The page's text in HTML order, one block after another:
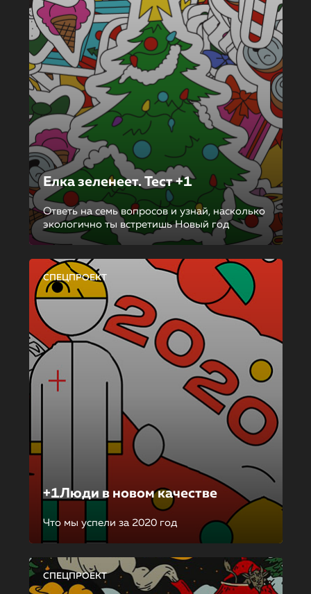
Елка зеленеет. Тест +1
Ответь на семь вопросов и узнай, насколько
экологично ты встретишь Новый год
СПЕЦПРОЕКТ
+1Люди в новом качестве
Что мы успели за 2020 год
СПЕЦПРОЕКТ